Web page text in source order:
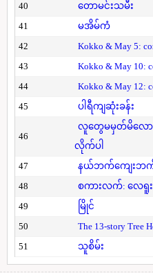
40
တောမင်းသမီး
41
မအိမ်ကံ
42
Kokko & May 5:
43
Kokko & May 10:
44
Kokko & May 12:
45
ပါရီကျဆုံးခန်း
46
လူတွေမမှတ်မိလော
လိုက်ပါ
47 နယ်ဘက်ကျေးဘက်မှ
48
စကားလက်: လေရူ
49
မြိုင်
50
The 13-story Tree
51
သူစိမ်း